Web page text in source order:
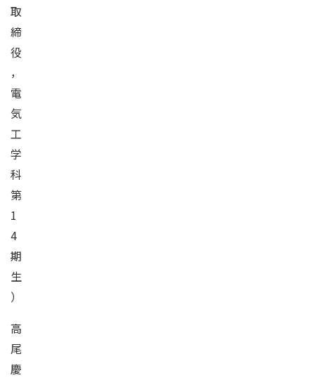
取
締
役
，
電
気
工
学
科
第
1
4
期
生
）
高
尾
慶